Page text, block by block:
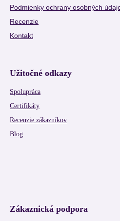
Podmienky ochrany osobných
Recenzie
Kontakt
Užitočné odkazy
Spolupráca
Certifikáty
Recenzie zákazníkov
Blog
Zákaznická podpora